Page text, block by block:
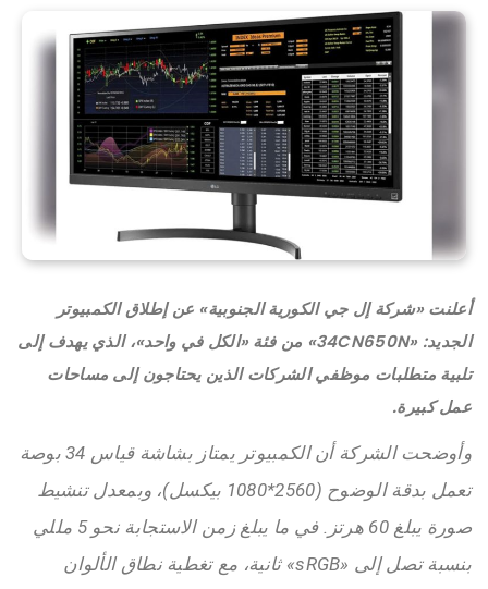
أعلنت «شركة إل جي الكورية الجنوبية» عن إطلاق الكمبيوتر
الجديد: «34CN650N» من فئة «الكل في واحد»، الذي يهدف إلى
تلبية متطلبات موظفي الشركات الذين يحتاجون إلى مساحات
عمل كبيرة.
وأوضحت الشركة أن الكمبيوتر يمتاز بشاشة قياس 34 بوصة
تعمل بدقة الوضوح (2560*1080 بيكسل)، وبمعدل تنشيط
صورة يبلغ 60 هرتز. في ما يبلغ زمن الاستجابة نحو 5 مللي
ثانية، مع تغطية نطاق الألوان «sRGB» بنسبة تصل إلى